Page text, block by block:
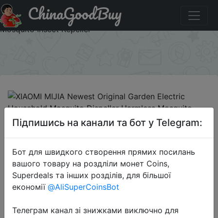
Купити по знижці bghome XIAOMI MIJIA Newest Original
Garden Electric Household Mosquito Dispeller Harmless
Mosquito Insect Repeller
ChinaGoodBuy
2018-06-15
XIAOMI MIJIA Newest Original
Garden Electric Household
Mosquito Dispeller Harmless
Mosquito Insect Repeller
$14.95
Підпишись на канали та бот у Telegram:
Бот для швидкого створення прямих посилань
вашого товару на роздліли монет Coins,
Superdeals та інших розділів, для більшої
економії @AliSuperCoinsBot
Телеграм канал зі знижками виключно для